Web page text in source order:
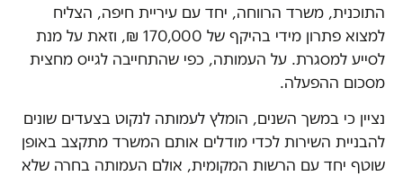
התוכנית, משרד הרווחה, יחד עם עיריית חיפה, הצליח
למצוא פתרון מידי בהיקף של 170,000 ₪, וזאת על מנת
לסייע למסגרת. על העמותה, כפי שהתחייבה לגייס מחצית
מסכום ההפעלה.
נציין כי במשך השנים, הומלץ לעמותה לנקוט בצעדים שונים
להבניית השירות לכדי מודלים אותם המשרד מתקצב באופן
שוטף יחד עם הרשות המקומית, אולם העמותה בחרה שלא